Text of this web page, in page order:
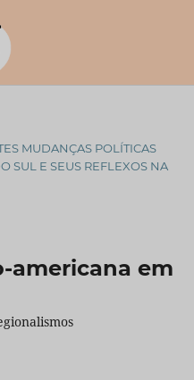
MUDANÇAS POLÍTICAS
SUL E SEUS REFLEXOS NA
americana em